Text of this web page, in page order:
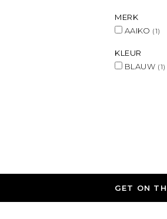
MERK
AAIKO (1)
KLEUR
BLAUW (1)
GET ON